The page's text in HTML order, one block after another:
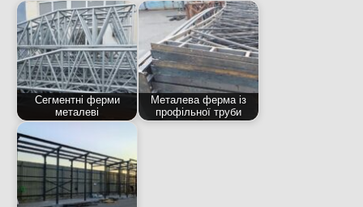
Сегментні ферми
металеві
Металева ферма із
профільної труби